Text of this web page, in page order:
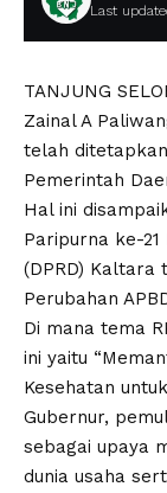
Last
TANJUNG
Zainal A
telah
Pemerintah
Hal ini
Paripurna ke-
(DPRD) Kaltara
Perubahan
Di mana tema
ini yaitu
Kesehatan
Gubernur,
sebagai upaya
dunia usaha